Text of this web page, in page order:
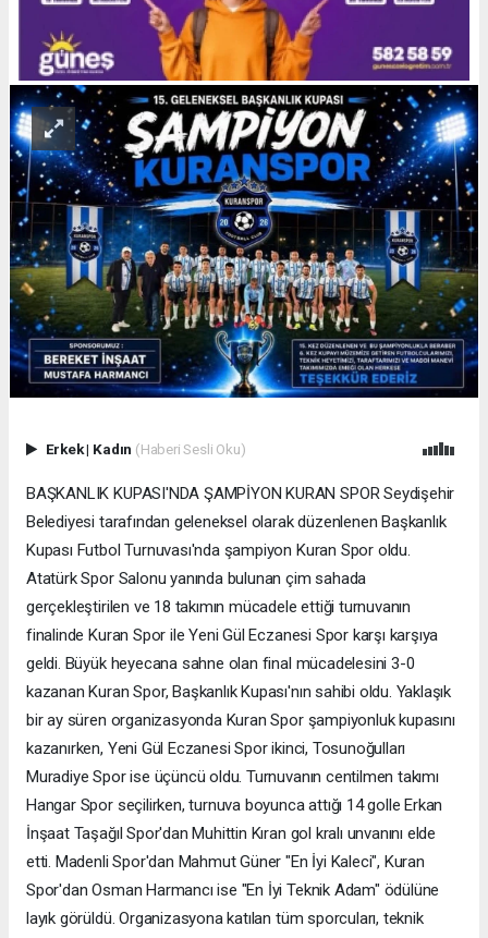
Erkek| Kadın (Haberi Sesli Oku)
BAŞKANLIK KUPASI'NDA ŞAMPİYON KURAN SPOR Seydişehir
Belediyesi tarafından geleneksel olarak düzenlenen Başkanlık
Kupası Futbol Turnuvası'nda şampiyon Kuran Spor oldu.
Atatürk Spor Salonu yanında bulunan çim sahada
gerçekleştirilen ve 18 takımın mücadele ettiği turnuvanın
finalinde Kuran Spor ile Yeni Gül Eczanesi Spor karşı karşıya
geldi. Büyük heyecana sahne olan final mücadelesini 3-0
kazanan Kuran Spor, Başkanlık Kupası'nın sahibi oldu. Yaklaşık
bir ay süren organizasyonda Kuran Spor şampiyonluk kupasını
kazanırken, Yeni Gül Eczanesi Spor ikinci, Tosunoğulları
Muradiye Spor ise üçüncü oldu. Turnuvanın centilmen takımı
Hangar Spor seçilirken, turnuva boyunca attığı 14 golle Erkan
İnşaat Taşağıl Spor'dan Muhittin Kıran gol kralı unvanını elde
etti. Madenli Spor'dan Mahmut Güner "En İyi Kaleci", Kuran
Spor'dan Osman Harmancı ise "En İyi Teknik Adam" ödülüne
layık görüldü. Organizasyona katılan tüm sporcuları, teknik